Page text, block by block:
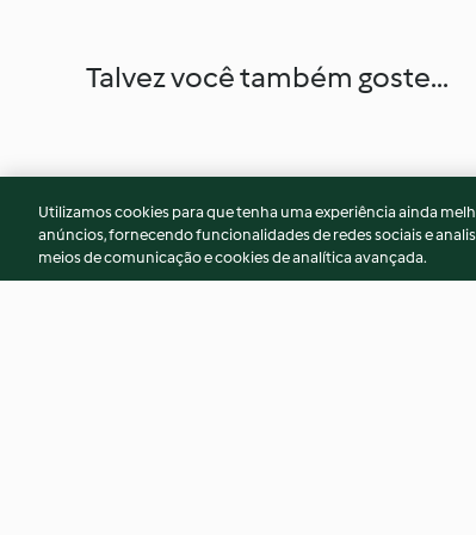
Talvez você também goste...
Utilizamos cookies para que tenha uma experiência ainda
anúncios, fornecendo funcionalidades de redes sociais e
meios de comunicação e cookies de analítica avançada.